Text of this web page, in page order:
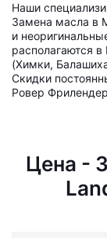
Наши
Замена масла в
и
располагаются
(Химки,
Скидки
Ровер
Цена -